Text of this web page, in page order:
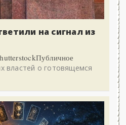
на сигнал из
властей о готовящемся